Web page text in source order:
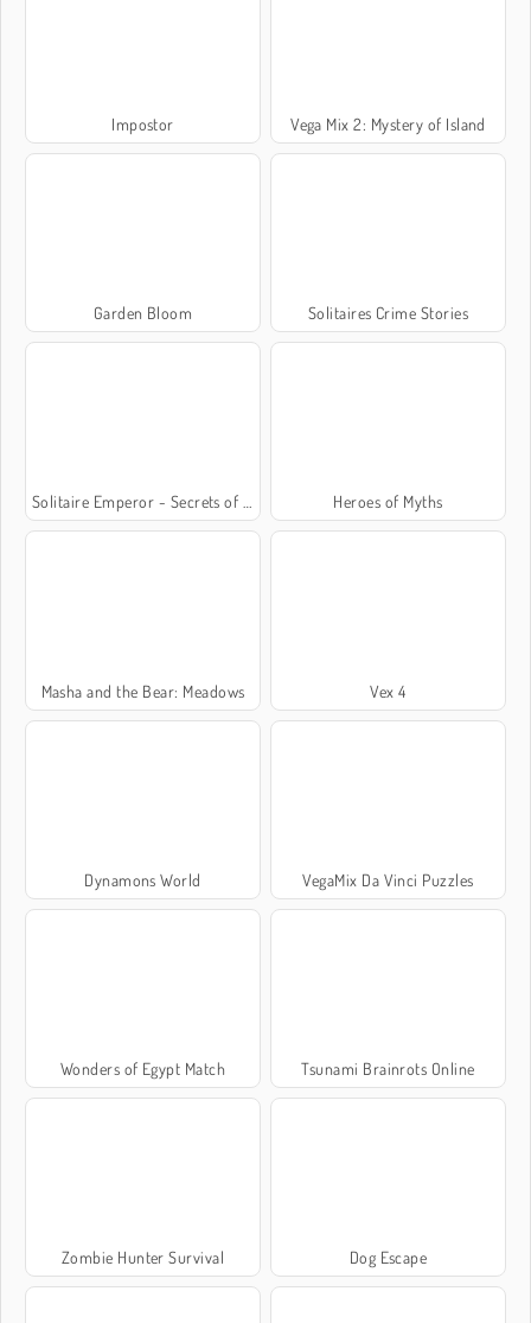
Impostor Vega Mix 2: Mystery of Island
Garden Bloom Solitaires Crime Stories
Solitaire Emperor - Secrets of Fate Heroes of Myths
Masha and the Bear: Meadows Vex 4
Dynamons World VegaMix Da Vinci Puzzles
Wonders of Egypt Match Tsunami Brainrots Online
Zombie Hunter Survival Dog Escape